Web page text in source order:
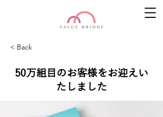
< Back
50万組目のお客様をお迎えい
たしました